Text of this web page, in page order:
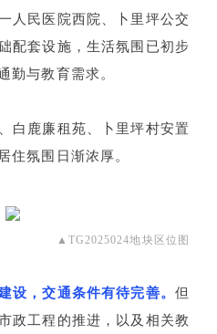
人民医院西院、卜里坪公交
配套设施，生活氛围已初步
勤与教育需求。
白鹿廉租苑、卜里坪村安置
住氛围日渐浓厚。
▲TG2025024地块区位图
设，交通条件有待完善。 但
政工程的推进， 以及相关教